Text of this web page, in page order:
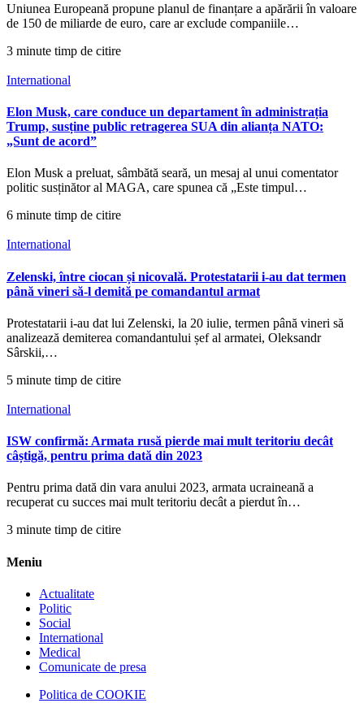
Uniunea Europeană propune planul de finanțare a apărării în valoare
de 150 de miliarde de euro, care ar exclude companiile…
3 minute timp de citire
International
Elon Musk, care conduce un departament în administrația
Trump, susține public retragerea SUA din alianța NATO:
„Sunt de acord”
Elon Musk a preluat, sâmbătă seară, un mesaj al unui comentator
politic susținător al MAGA, care spunea că „Este timpul…
6 minute timp de citire
International
Zelenski, între ciocan și nicovală. Protestatarii i-au dat termen
până vineri să-l demită pe comandantul armat
Protestatarii i-au dat lui Zelenski, la 20 iulie, termen până vineri să
analizează demiterea comandantului șef al armatei, Oleksandr
Sârskii,…
5 minute timp de citire
International
ISW confirmă: Armata rusă pierde mai mult teritoriu decât
câștigă, pentru prima dată din 2023
Pentru prima dată din vara anului 2023, armata ucraineană a
recuperat cu succes mai mult teritoriu decât a pierdut în…
3 minute timp de citire
Meniu
Actualitate
Politic
Social
International
Medical
Comunicate de presa
Politica de COOKIE